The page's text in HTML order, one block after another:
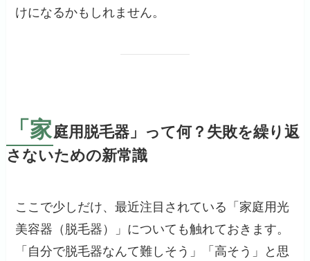
けになるかもしれません。
「家庭用脱毛器」って何？失敗を繰り返
さないための新常識
ここで少しだけ、最近注目されている「家庭用光
美容器（脱毛器）」についても触れておきます。
「自分で脱毛器なんて難しそう」「高そう」と思